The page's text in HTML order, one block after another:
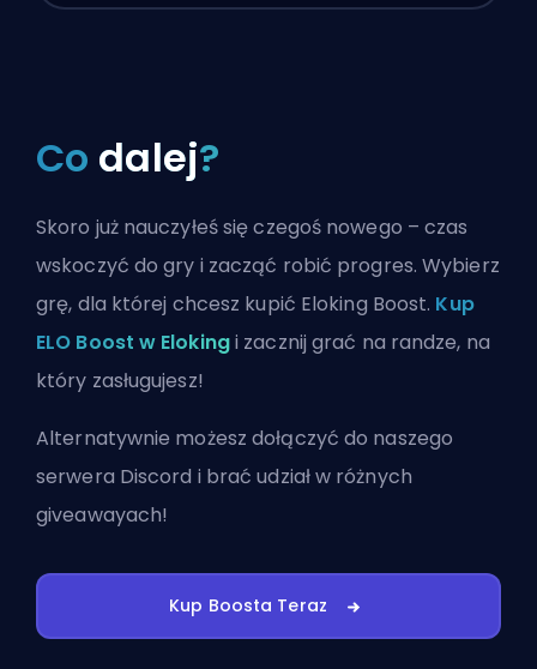
Co dalej?
Skoro już nauczyłeś się czegoś nowego – czas
wskoczyć do gry i zacząć robić progres. Wybierz
grę, dla której chcesz kupić Eloking Boost. Kup
ELO Boost w Elokingi zacznij grać na randze, na
który zasługujesz!
Alternatywnie możeszdołączyć do naszego
serwera Discord i brać udział w różnych
giveawayach!
Kup Boosta Teraz